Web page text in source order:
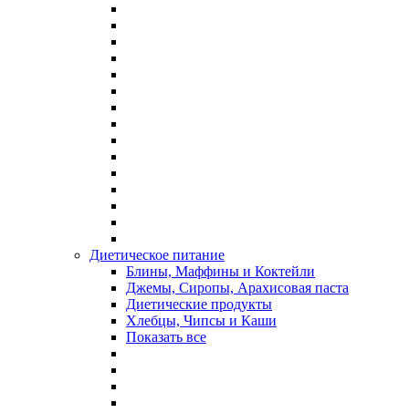
Диетическое питание
Блины, Маффины и Коктейли
Джемы, Сиропы, Арахисовая паста
Диетические продукты
Хлебцы, Чипсы и Каши
Показать все